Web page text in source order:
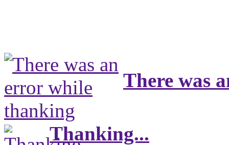
There was
Thanking...